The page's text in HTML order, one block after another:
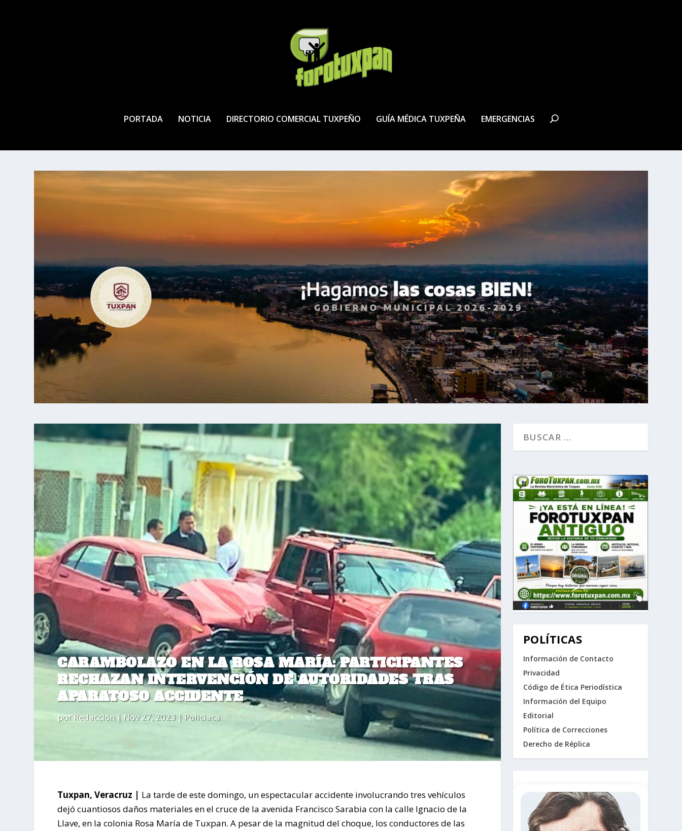
PORTADA NOTICIA DIRECTORIO COMERCIAL TUXPEÑO GUÍA MÉDICA TUXPEÑA EMERGENCIAS
CARAMBOLAZO EN LA ROSA MARÍA: PARTICIPANTES
RECHAZAN INTERVENCIÓN DE AUTORIDADES TRAS
APARATOSO ACCIDENTE
porRedacción| Nov 27, 2023 | Policiaca
Tuxpan, Veracruz | La tarde de este domingo, un espectacular accidente involucrando tres vehículos
dejó cuantiosos daños materiales en el cruce de la avenida Francisco Sarabia con la calle Ignacio de la
Llave, en la colonia Rosa María de Tuxpan. A pesar de la magnitud del choque, los conductores de las
POLÍTICAS
Información de Contacto
Privacidad
Código de Ética Periodística
Información del Equipo
Editorial
Política de Correcciones
Derecho de Réplica